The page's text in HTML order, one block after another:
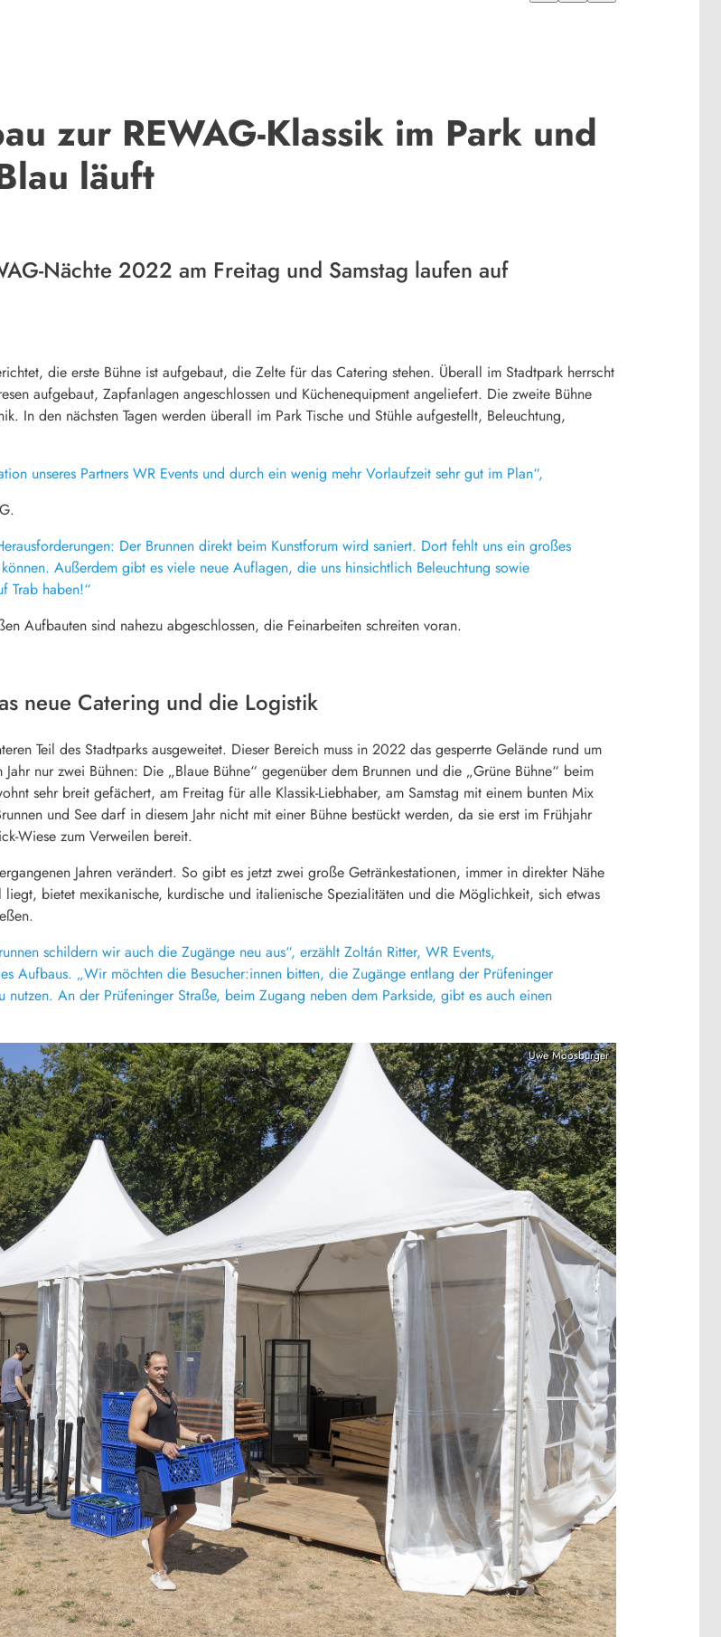
zur REWAG-Klassik im Park und
läuft
Nächte 2022 am Freitag und Samstag laufen auf
die erste Bühne ist aufgebaut, die Zelte für das Catering stehen. Überall im Stadtpark herrscht
aufgebaut, Zapfanlagen angeschlossen und Küchenequipment angeliefert. Die zweite Bühne
In den nächsten Tagen werden überall im Park Tische und Stühle aufgestellt, Beleuchtung,
unseres Partners WR Events und durch ein wenig mehr Vorlaufzeit sehr gut im Plan“,
Der Brunnen direkt beim Kunstforum wird saniert. Dort fehlt uns ein großes
Außerdem gibt es viele neue Auflagen, die uns hinsichtlich Beleuchtung sowie
Trab haben!“
Aufbauten sind nahezu abgeschlossen, die Feinarbeiten schreiten voran.
neue Catering und die Logistik
Teil des Stadtparks ausgeweitet. Dieser Bereich muss in 2022 das gesperrte Gelände rund um
nur zwei Bühnen: Die „Blaue Bühne“ gegenüber dem Brunnen und die „Grüne Bühne“ beim
sehr breit gefächert, am Freitag für alle Klassik-Liebhaber, am Samstag mit einem bunten Mix
und See darf in diesem Jahr nicht mit einer Bühne bestückt werden, da sie erst im Frühjahr
Wiese zum Verweilen bereit.
Jahren verändert. So gibt es jetzt zwei große Getränkestationen, immer in direkter Nähe
bietet mexikanische, kurdische und italienische Spezialitäten und die Möglichkeit, sich etwas
schildern wir auch die Zugänge neu aus“, erzählt Zoltán Ritter, WR Events,
Aufbaus. „Wir möchten die Besucher:innen bitten, die Zugänge entlang der Prüfeninger
nutzen. An der Prüfeninger Straße, beim Zugang neben dem Parkside, gibt es auch einen
Uwe Moosburger